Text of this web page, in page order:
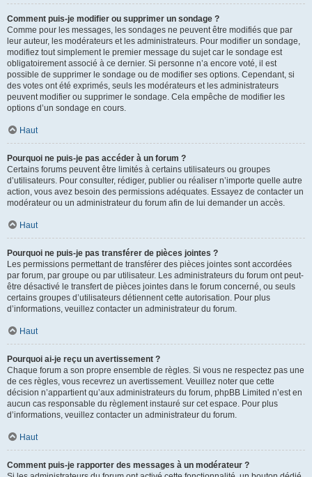
Comment puis-je modifier ou supprimer un sondage ?
Comme pour les messages, les sondages ne peuvent être modifiés que par
leur auteur, les modérateurs et les administrateurs. Pour modifier un sondage,
modifiez tout simplement le premier message du sujet car le sondage est
obligatoirement associé à ce dernier. Si personne n’a encore voté, il est
possible de supprimer le sondage ou de modifier ses options. Cependant, si
des votes ont été exprimés, seuls les modérateurs et les administrateurs
peuvent modifier ou supprimer le sondage. Cela empêche de modifier les
options d’un sondage en cours.
Haut
Pourquoi ne puis-je pas accéder à un forum ?
Certains forums peuvent être limités à certains utilisateurs ou groupes
d’utilisateurs. Pour consulter, rédiger, publier ou réaliser n’importe quelle autre
action, vous avez besoin des permissions adéquates. Essayez de contacter un
modérateur ou un administrateur du forum afin de lui demander un accès.
Haut
Pourquoi ne puis-je pas transférer de pièces jointes ?
Les permissions permettant de transférer des pièces jointes sont accordées
par forum, par groupe ou par utilisateur. Les administrateurs du forum ont peut-
être désactivé le transfert de pièces jointes dans le forum concerné, ou seuls
certains groupes d’utilisateurs détiennent cette autorisation. Pour plus
d’informations, veuillez contacter un administrateur du forum.
Haut
Pourquoi ai-je reçu un avertissement ?
Chaque forum a son propre ensemble de règles. Si vous ne respectez pas une
de ces règles, vous recevrez un avertissement. Veuillez noter que cette
décision n’appartient qu’aux administrateurs du forum, phpBB Limited n’est en
aucun cas responsable du règlement instauré sur cet espace. Pour plus
d’informations, veuillez contacter un administrateur du forum.
Haut
Comment puis-je rapporter des messages à un modérateur ?